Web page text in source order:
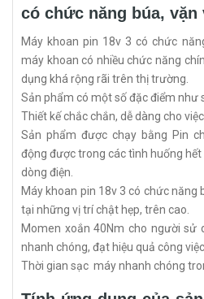
có chức năng búa, vặn
Máy khoan pin 18v 3 có chức
máy khoan có nhiều chức năng
dụng khá rộng rãi trên thị trường.
Sản phẩm có một số đặc điểm như
Thiết kế chắc chắn, dễ dàng cho
Sản phẩm được chạy bằng Pin
động được trong các tình huống
dòng điện.
Máy khoan pin 18v 3 có chức
tại những vị trí chật hẹp, trên cao.
Momen xoắn 40Nm cho người sử
nhanh chóng, đạt hiệu quả công việc
Thời gian sạc máy nhanh chóng